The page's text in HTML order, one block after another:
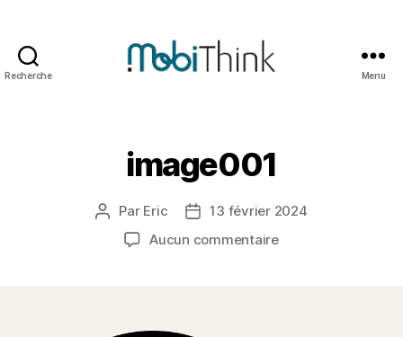
Recherche Menu
image001
Auteur
l’article
Par Eric
Date13 février 2024
Aucun commentairesur